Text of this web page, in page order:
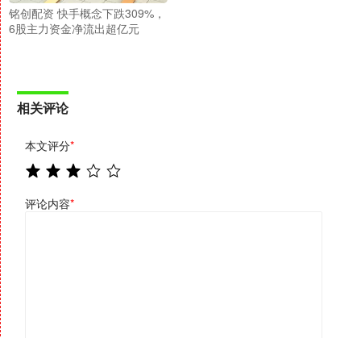
铭创配资 快手概念下跌309%，
6股主力资金净流出超亿元
相关评论
本文评分*
评论内容*